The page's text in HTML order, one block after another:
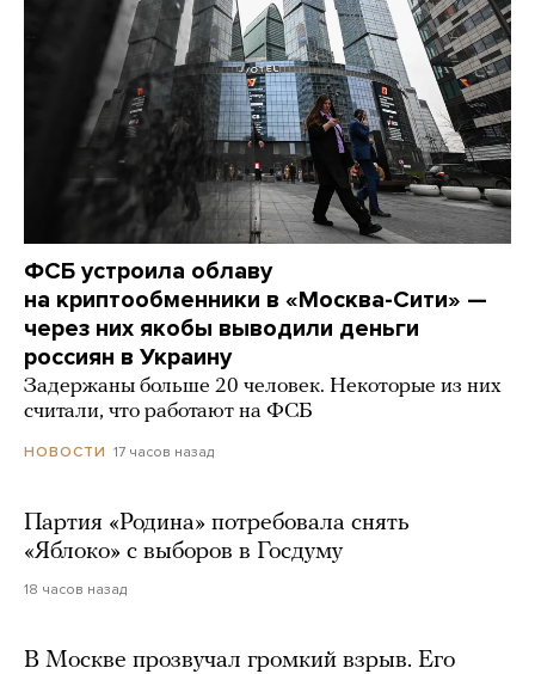
ФСБ устроила облаву
на криптообменники в «Москва-Сити» —
через них якобы выводили деньги
россиян в Украину
Задержаны больше 20 человек. Некоторые из них
считали, что работают на ФСБ
НОВОСТИ 17 часов назад
Партия «Родина» потребовала снять
«Яблоко» с выборов в Госдуму
18 часов назад
В Москве прозвучал громкий взрыв. Его